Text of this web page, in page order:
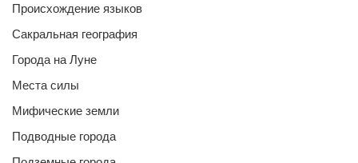
Происхождение языков
Сакральная география
Города на Луне
Места силы
Мифические земли
Подводные города